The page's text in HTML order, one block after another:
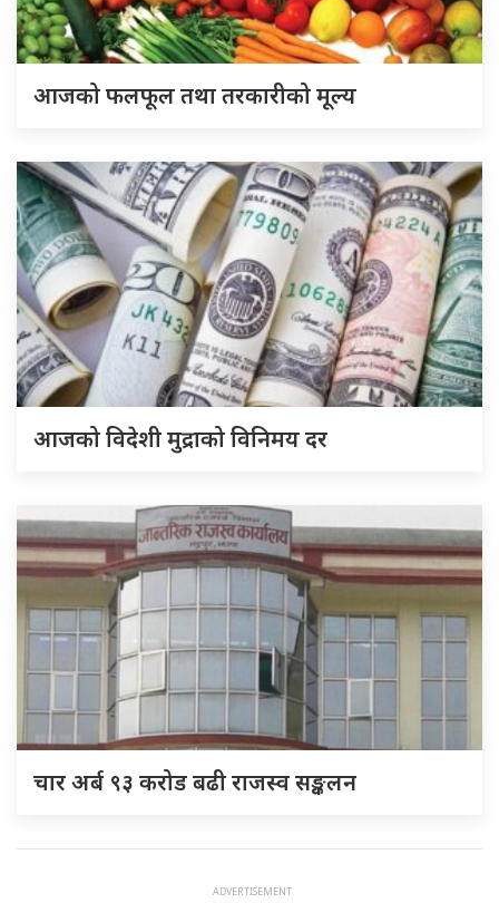
आजको फलफूल तथा तरकारीको मूल्य
आजको विदेशी मुद्राको विनिमय दर
चार अर्ब ९३ करोड बढी राजस्व सङ्कलन